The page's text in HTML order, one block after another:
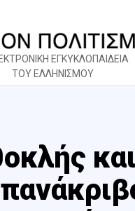
ΕΓΚΥΚΛΟΠΑΙΔΕΙΑ
ΤΟΥ ΕΛΛΗΝΙΣΜΟΥ